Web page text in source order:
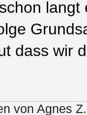
langt
dass wir
von Agnes Z.